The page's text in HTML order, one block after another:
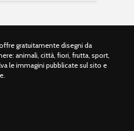
gratuitamente disegni da
animali, città, fiori, frutta, sport,
le immagini pubblicate sul sito e